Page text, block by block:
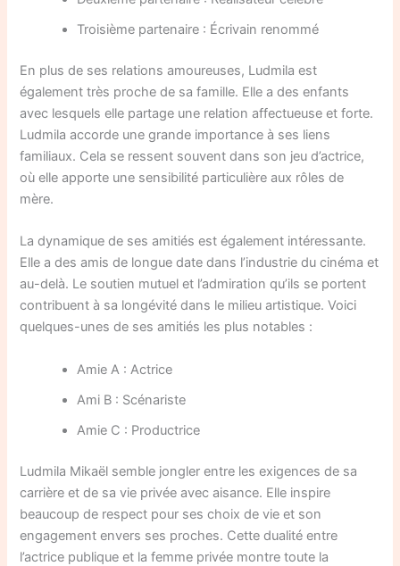
Troisième partenaire : Écrivain renommé
En plus de ses relations amoureuses, Ludmila est
également très proche de sa famille. Elle a des enfants
avec lesquels elle partage une relation affectueuse et forte.
Ludmila accorde une grande importance à ses liens
familiaux. Cela se ressent souvent dans son jeu d’actrice,
où elle apporte une sensibilité particulière aux rôles de
mère.
La dynamique de ses amitiés est également intéressante.
Elle a des amis de longue date dans l’industrie du cinéma et
au-delà. Le soutien mutuel et l’admiration qu’ils se portent
contribuent à sa longévité dans le milieu artistique. Voici
quelques-unes de ses amitiés les plus notables :
Amie A : Actrice
Ami B : Scénariste
Amie C : Productrice
Ludmila Mikaël semble jongler entre les exigences de sa
carrière et de sa vie privée avec aisance. Elle inspire
beaucoup de respect pour ses choix de vie et son
engagement envers ses proches. Cette dualité entre
l’actrice publique et la femme privée montre toute la